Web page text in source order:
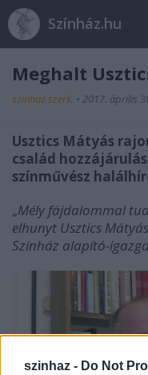
szinhaz - Do Not
Színház.hu
Meghalt
szinhaz szerk. • 2017. április
Usztics Mátyás
család
színművész
„Mély fájdalommal
elhunyt Usztics
Színház alapító-